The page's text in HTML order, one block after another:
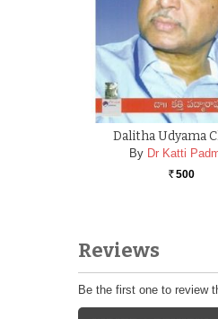
Dalitha Udyama
By Dr Katti
Rs. 500
Reviews
Be the first one to review